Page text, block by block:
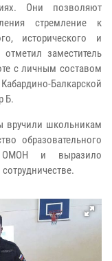
Они позволяют
стремление к
исторического и
заместитель
с личным составом
Балкарской
Б.
вручили школьникам
образовательного
ОМОН и выразило